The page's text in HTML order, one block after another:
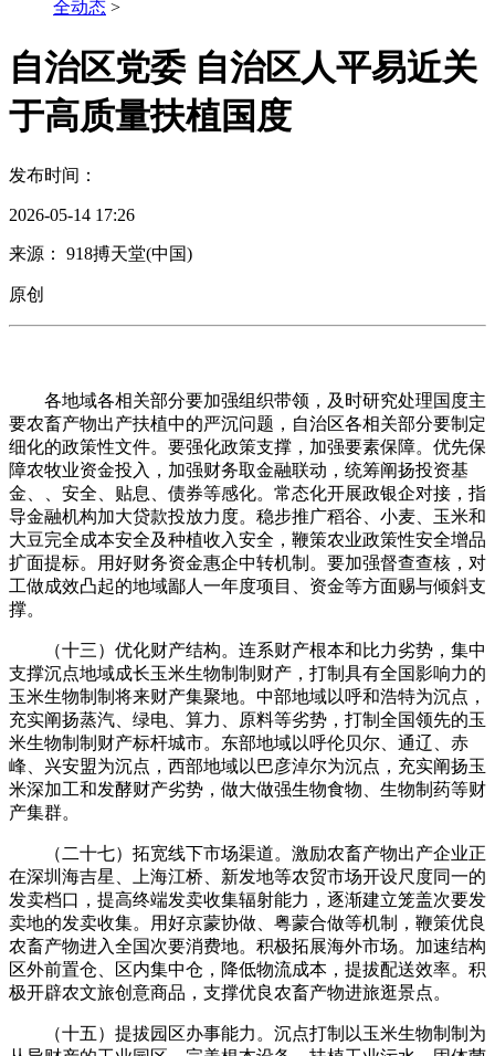
全动态 >
自治区党委 自治区人平易近关
于高质量扶植国度
发布时间：
2026-05-14 17:26
来源： 918搏天堂(中国)
原创
各地域各相关部分要加强组织带领，及时研究处理国度主
要农畜产物出产扶植中的严沉问题，自治区各相关部分要制定
细化的政策性文件。要强化政策支撑，加强要素保障。优先保
障农牧业资金投入，加强财务取金融联动，统筹阐扬投资基
金、、安全、贴息、债券等感化。常态化开展政银企对接，指
导金融机构加大贷款投放力度。稳步推广稻谷、小麦、玉米和
大豆完全成本安全及种植收入安全，鞭策农业政策性安全增品
扩面提标。用好财务资金惠企中转机制。要加强督查查核，对
工做成效凸起的地域鄙人一年度项目、资金等方面赐与倾斜支
撑。
（十三）优化财产结构。连系财产根本和比力劣势，集中
支撑沉点地域成长玉米生物制制财产，打制具有全国影响力的
玉米生物制制将来财产集聚地。中部地域以呼和浩特为沉点，
充实阐扬蒸汽、绿电、算力、原料等劣势，打制全国领先的玉
米生物制制财产标杆城市。东部地域以呼伦贝尔、通辽、赤
峰、兴安盟为沉点，西部地域以巴彦淖尔为沉点，充实阐扬玉
米深加工和发酵财产劣势，做大做强生物食物、生物制药等财
产集群。
（二十七）拓宽线下市场渠道。激励农畜产物出产企业正
在深圳海吉星、上海江桥、新发地等农贸市场开设尺度同一的
发卖档口，提高终端发卖收集辐射能力，逐渐建立笼盖次要发
卖地的发卖收集。用好京蒙协做、粤蒙合做等机制，鞭策优良
农畜产物进入全国次要消费地。积极拓展海外市场。加速结构
区外前置仓、区内集中仓，降低物流成本，提拔配送效率。积
极开辟农文旅创意商品，支撑优良农畜产物进旅逛景点。
（十五）提拔园区办事能力。沉点打制以玉米生物制制为